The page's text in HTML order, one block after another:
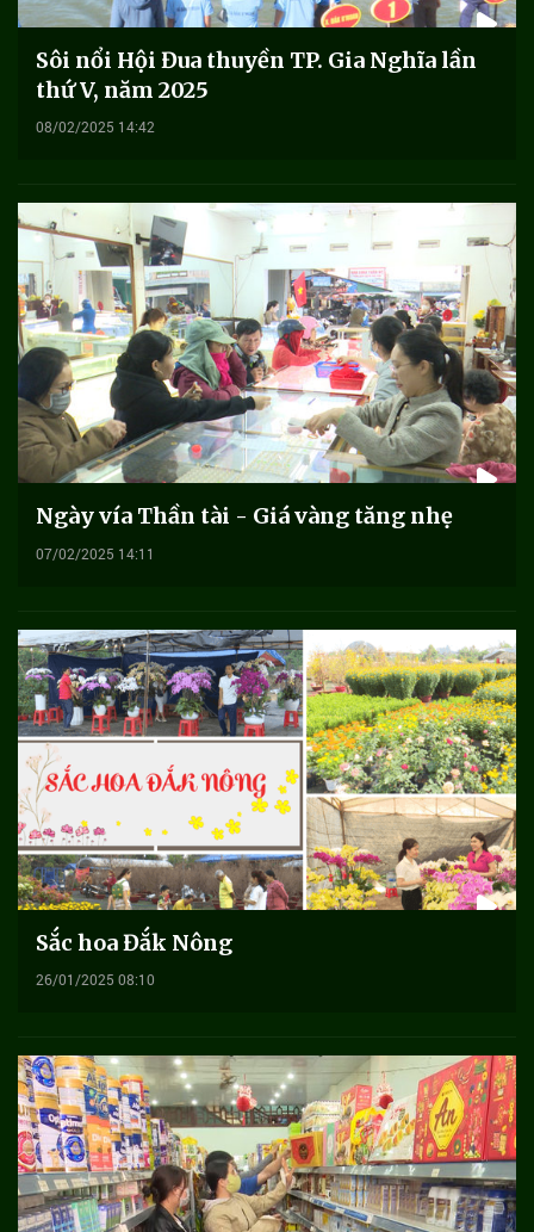
Sôi nổi Hội Đua thuyền TP. Gia Nghĩa lần
thứ V, năm 2025
08/02/2025 14:42
Ngày vía Thần tài - Giá vàng tăng nhẹ
07/02/2025 14:11
Sắc hoa Đắk Nông
26/01/2025 08:10